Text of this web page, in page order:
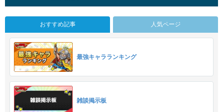
おすすめ記事 人気ページ
最強キャラランキング
雑談掲示板